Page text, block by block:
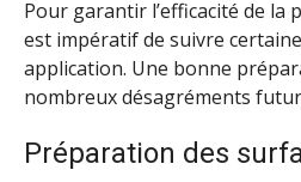
Pour garantir l’efficacité de la
est impératif de suivre
application. Une bonne
nombreux désagréments
Préparation des